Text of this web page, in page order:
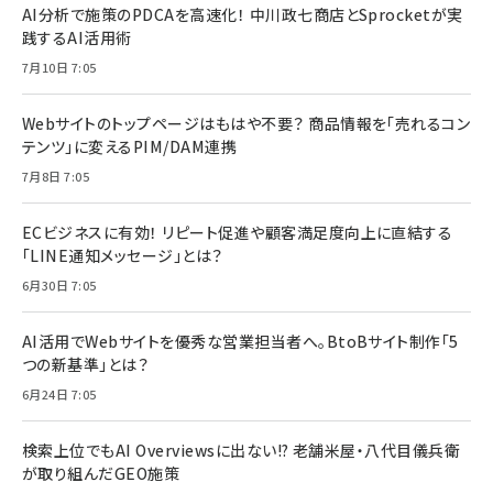
AI分析で施策のPDCAを高速化！ 中川政七商店とSprocketが実
践するAI活用術
7月10日 7:05
Webサイトのトップページはもはや不要？ 商品情報を「売れるコン
テンツ」に変えるPIM/DAM連携
7月8日 7:05
ECビジネスに有効！ リピート促進や顧客満足度向上に直結する
「LINE通知メッセージ」とは？
6月30日 7:05
AI活用でWebサイトを優秀な営業担当者へ。BtoBサイト制作「5
つの新基準」とは？
6月24日 7:05
検索上位でもAI Overviewsに出ない!? 老舗米屋・八代目儀兵衛
が取り組んだGEO施策